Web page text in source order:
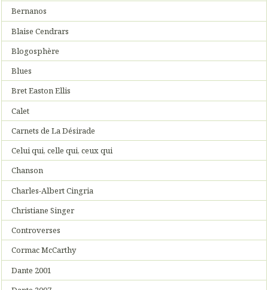
Bernanos
Blaise Cendrars
Blogosphère
Blues
Bret Easton Ellis
Calet
Carnets de La Désirade
Celui qui, celle qui, ceux qui
Chanson
Charles-Albert Cingria
Christiane Singer
Controverses
Cormac McCarthy
Dante 2001